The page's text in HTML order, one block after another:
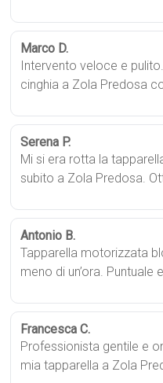
Marco D.
Intervento veloce e
cinghia a Zola Predosa
Serena P.
Mi si era rotta la
subito a Zola Predosa.
Antonio B.
Tapparella motorizzata
meno di un’ora. Puntuale
Francesca C.
Professionista gentile e
mia tapparella a Zola